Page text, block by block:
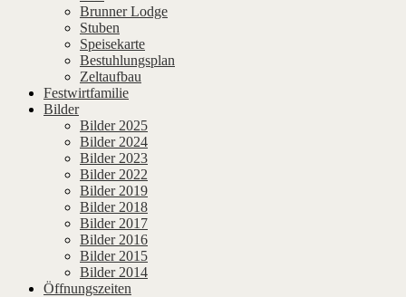
Brunner Lodge
Stuben
Speisekarte
Bestuhlungsplan
Zeltaufbau
Festwirtfamilie
Bilder
Bilder 2025
Bilder 2024
Bilder 2023
Bilder 2022
Bilder 2019
Bilder 2018
Bilder 2017
Bilder 2016
Bilder 2015
Bilder 2014
Öffnungszeiten